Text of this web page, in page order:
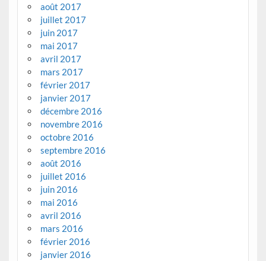
août 2017
juillet 2017
juin 2017
mai 2017
avril 2017
mars 2017
février 2017
janvier 2017
décembre 2016
novembre 2016
octobre 2016
septembre 2016
août 2016
juillet 2016
juin 2016
mai 2016
avril 2016
mars 2016
février 2016
janvier 2016